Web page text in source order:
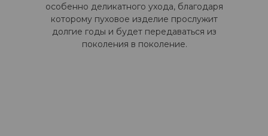
особенно деликатного ухода, благодаря
которому пуховое изделие прослужит
долгие годы и будет передаваться из
поколения в поколение.